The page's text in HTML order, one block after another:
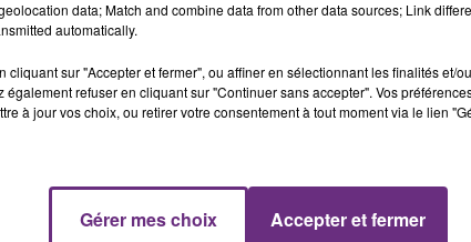
À REIMS
data; Match and combine data from other data sources; Link
automatically.
cliquant sur "Accepter et fermer", ou affiner en sélectionnant les finalités et/
également refuser en cliquant sur "Continuer sans accepter". Vos
à jour vos choix, ou retirer votre consentement à tout moment via le lien
Gérer mes choix Accepter et fermer